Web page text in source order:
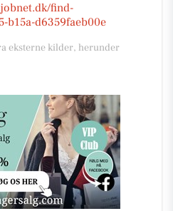
find-
b15a-d6359faeb00e
eksterne kilder, herunder